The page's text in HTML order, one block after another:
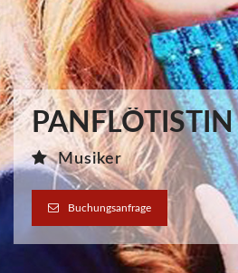
PANFLÖTISTIN
Musiker
Buchungsanfrage